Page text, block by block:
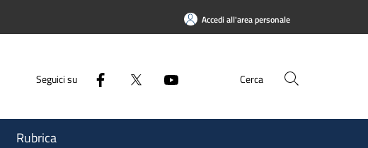
Accedi all'area personale
Seguici su Cerca
Rubrica